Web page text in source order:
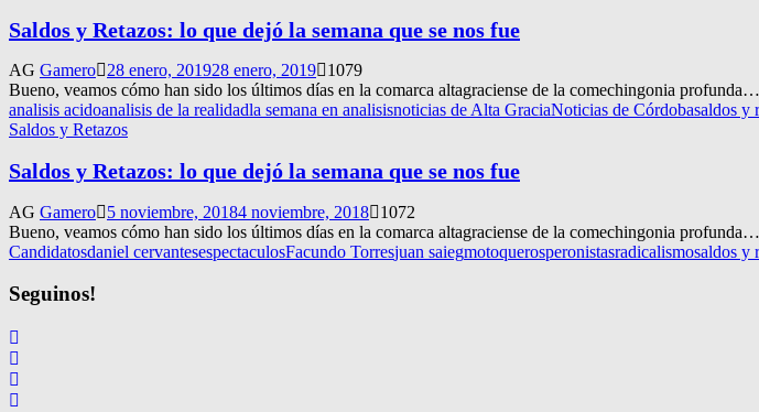
Saldos y Retazos: lo que dejó la semana que se nos fue
AG Gamero 28 enero, 201928 enero, 2019
1079
Bueno, veamos cómo han sido los últimos días en la comarca altagraciense de la comechingonia
analisis acidoanalisis de la realidadla semana en analisisnoticias de Alta GraciaNoticias de Córdobasaldos y
Saldos y Retazos
Saldos y Retazos: lo que dejó la semana que se nos fue
AG Gamero 5 noviembre, 20184 noviembre, 2018
1072
Bueno, veamos cómo han sido los últimos días en la comarca altagraciense de la comechingonia
Candidatosdaniel cervantesespectaculosFacundo Torresjuan saiegmotoquerosperonistasradicalismosaldos y
Seguinos!